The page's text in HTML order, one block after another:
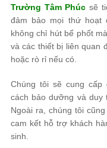
Trường Tâm Phúc sẽ
đảm bảo mọi thứ hoạt
không chỉ hút bể phốt
và các thiết bị liên quan
hoặc rò rỉ nếu có.
Chúng tôi sẽ cung cấp
cách bảo dưỡng và duy
Ngoài ra, chúng tôi
cam kết hỗ trợ khách
sinh.